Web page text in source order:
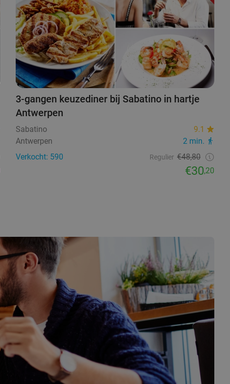
3-gangen keuzediner bij Sabatino in hartje
Antwerpen
Sabatino
9.1
Antwerpen
2 min.
Verkocht: 590
Regulier €48,80
€30,20